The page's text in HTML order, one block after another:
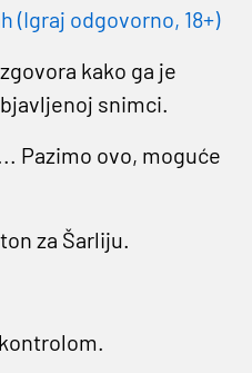
(Igraj odgovorno, 18+)
kako ga je
snimci.
Pazimo ovo, moguće
za Šarliju.